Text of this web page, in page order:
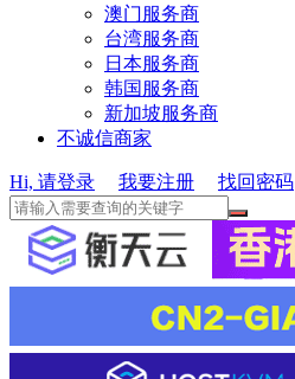
澳门服务商
台湾服务商
日本服务商
韩国服务商
新加坡服务商
不诚信商家
Hi, 请登录 我要注册 找回密码